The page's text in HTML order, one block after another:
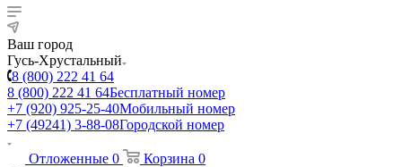
Ваш город
Гусь-Хрустальный
8 (800) 222 41 64
8 (800) 222 41 64Бесплатный номер
+7 (920) 925-25-40Мобильный номер
+7 (49241) 3-88-08Городской номер
Отложенные 0 Корзина 0